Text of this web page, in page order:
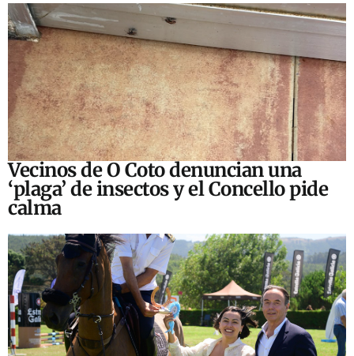
Vecinos de O Coto denuncian una
‘plaga’ de insectos y el Concello pide
calma